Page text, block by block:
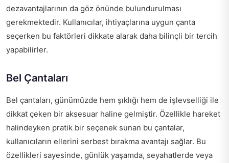
dezavantajlarının da göz önünde bulundurulması
gerekmektedir. Kullanıcılar, ihtiyaçlarına uygun çanta
seçerken bu faktörleri dikkate alarak daha bilinçli bir tercih
yapabilirler.
Bel Çantaları
Bel çantaları, günümüzde hem şıklığı hem de işlevselliği ile
dikkat çeken bir aksesuar haline gelmiştir. Özellikle hareket
halindeyken pratik bir seçenek sunan bu çantalar,
kullanıcıların ellerini serbest bırakma avantajı sağlar. Bu
özellikleri sayesinde, günlük yaşamda, seyahatlerde veya